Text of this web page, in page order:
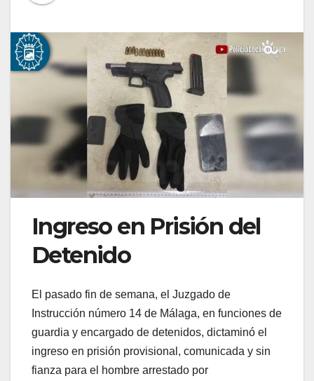
Ingreso en Prisión del
Detenido
El pasado fin de semana, el Juzgado de
Instrucción número 14 de Málaga, en funciones de
guardia y encargado de detenidos, dictaminó el
ingreso en prisión provisional, comunicada y sin
fianza para el hombre arrestado por